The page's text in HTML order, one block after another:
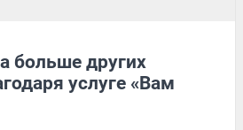
больше других
услуге «Вам